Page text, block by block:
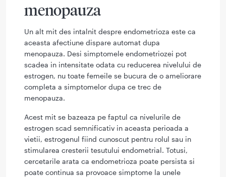
menopauza
Un alt mit des intalnit despre endometrioza este ca
aceasta afectiune dispare automat dupa
menopauza. Desi simptomele endometriozei pot
scadea in intensitate odata cu reducerea nivelului de
estrogen, nu toate femeile se bucura de o ameliorare
completa a simptomelor dupa ce trec de
menopauza.
Acest mit se bazeaza pe faptul ca nivelurile de
estrogen scad semnificativ in aceasta perioada a
vietii, estrogenul fiind cunoscut pentru rolul sau in
stimularea cresterii tesutului endometrial. Totusi,
cercetarile arata ca endometrioza poate persista si
poate continua sa provoace simptome la unele